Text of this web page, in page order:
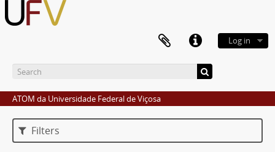
Log in
ATOM da Universidade Federal de Viçosa
Filters